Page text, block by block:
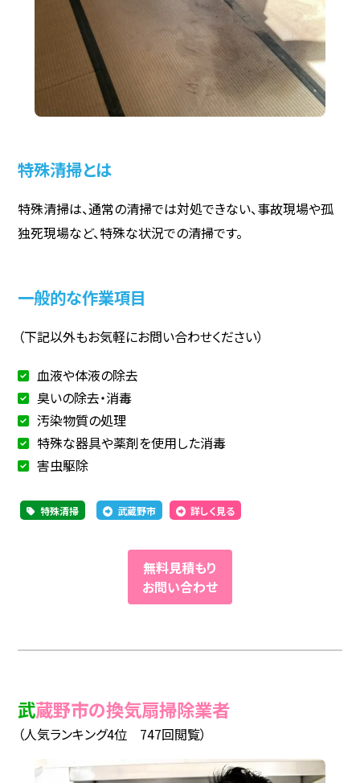
特殊清掃とは
特殊清掃は、通常の清掃では対処できない、事故現場や孤
独死現場など、特殊な状況での清掃です。
一般的な作業項目
（下記以外もお気軽にお問い合わせください）
血液や体液の除去
臭いの除去・消毒
汚染物質の処理
特殊な器具や薬剤を使用した消毒
害虫駆除
特殊清掃 武蔵野市 詳しく見る
無料見積もり
お問い合わせ
武蔵野市の換気扇掃除業者
（人気ランキング4位 747回閲覧）